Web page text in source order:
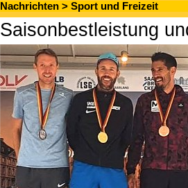
Nachrichten > Sport und Freizeit
Saisonbestleistung